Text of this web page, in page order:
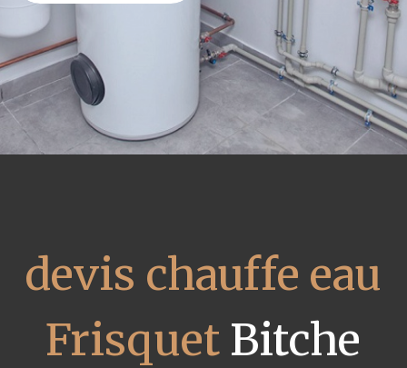
devis chauffe eau
Frisquet Bitche